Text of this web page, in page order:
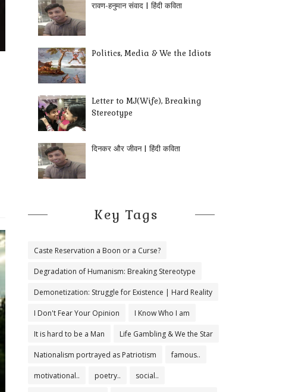
रावण-हनुमान संवाद | हिंदी कविता
Politics, Media & We the Idiots
Letter to MJ(Wife), Breaking
Stereotype
दिनकर और जीवन | हिंदी कविता
Key Tags
Caste Reservation a Boon or a Curse?
Degradation of Humanism: Breaking Stereotype
Demonetization: Struggle for Existence | Hard Reality
I Don't Fear Your Opinion I Know Who I am
It is hard to be a Man Life Gambling & We the Star
Nationalism portrayed as Patriotism famous..
motivational.. poetry.. social..